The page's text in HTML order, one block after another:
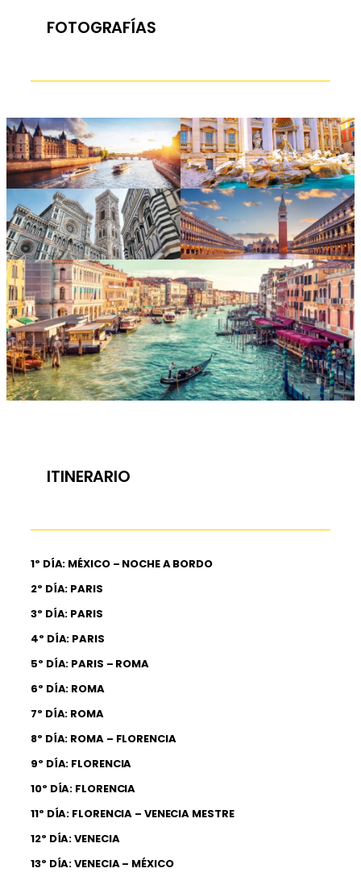
FOTOGRAFÍAS
ITINERARIO
1º DÍA: MÉXICO – NOCHE A BORDO
2º DÍA: PARIS
3º DÍA: PARIS
4º DÍA: PARIS
5º DÍA: PARIS – ROMA
6º DÍA: ROMA
7º DÍA: ROMA
8º DÍA: ROMA – FLORENCIA
9º DÍA: FLORENCIA
10º DÍA: FLORENCIA
11º DÍA: FLORENCIA – VENECIA MESTRE
12º DÍA: VENECIA
13º DÍA: VENECIA – MÉXICO